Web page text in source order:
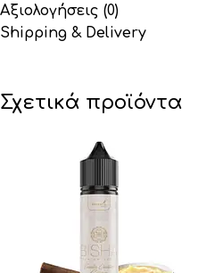
Αξιολογήσεις (0)
Shipping & Delivery
Σχετικά προϊόντα